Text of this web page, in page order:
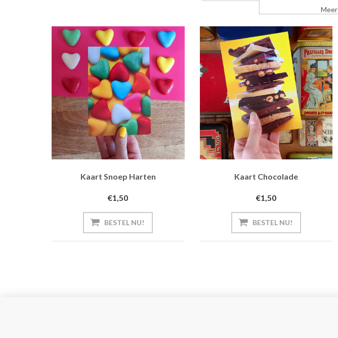
Kaart Snoep Harten
€1,50
BESTEL NU!
Kaart Chocolade
€1,50
BESTEL NU!